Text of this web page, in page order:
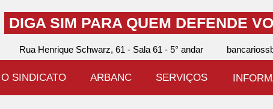
DIGA SIM PARA QUEM DEFENDE
Rua Henrique Schwarz, 61 - Sala 61 - 5° andar
O SINDICATO ARBANC SERVIÇOS